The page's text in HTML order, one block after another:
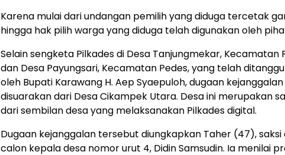
Karena mulai dari undangan pemilih yang diduga tercetak
hingga hak pilih warga yang diduga telah digunakan oleh
Selain sengketa Pilkades di Desa Tanjungmekar, Kecamatan
dan Desa Payungsari, Kecamatan Pedes, yang telah
oleh Bupati Karawang H. Aep Syaepuloh, dugaan
disuarakan dari Desa Cikampek Utara. Desa ini merupakan
dari sembilan desa yang melaksanakan Pilkades digital.
Dugaan kejanggalan tersebut diungkapkan Taher (47), saksi
calon kepala desa nomor urut 4, Didin Samsudin. Ia menilai